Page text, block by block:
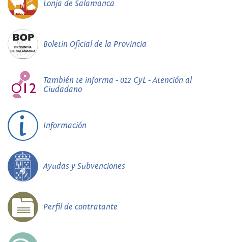
Lonja de Salamanca
Boletín Oficial de la Provincia
También te informa - 012 CyL - Atención al
Ciudadano
Información
Ayudas y Subvenciones
Perfil de contratante